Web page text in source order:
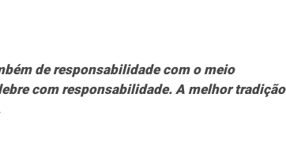
de responsabilidade com o meio
com responsabilidade. A melhor tradição